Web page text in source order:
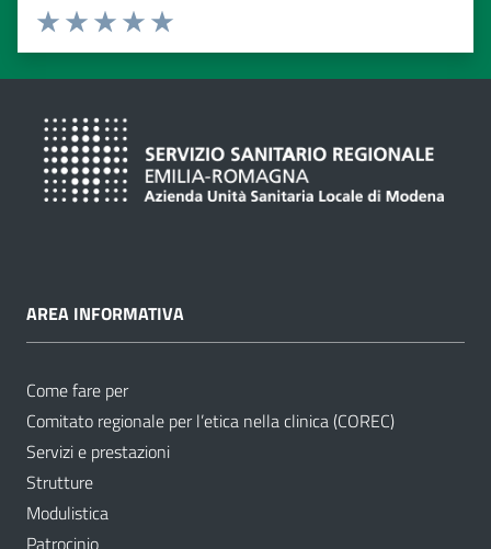
Valuta da 1 a 5 stelle
Valuta 5 stelle su 5
Valuta 4 stelle su 5
Valuta 3 stelle su 5
Valuta 2 stelle su 5
Valuta 1 stelle su 5
AREA INFORMATIVA
Come fare per
Comitato regionale per l’etica nella clinica (COREC)
Servizi e prestazioni
Strutture
Modulistica
Patrocinio